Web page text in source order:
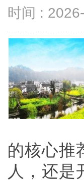
时间 :
的核心推
人，还是